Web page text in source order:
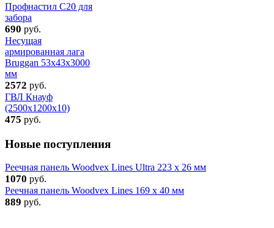
Профнастил С20 для
забора
690 руб.
Несущая
армированная лага
Bruggan 53х43х3000
мм
2572 руб.
ГВЛ Кнауф
(2500x1200x10)
475 руб.
Новые поступления
Реечная панель Woodvex Lines Ultra 223 x 26 мм
1070 руб.
Реечная панель Woodvex Lines 169 x 40 мм
889 руб.